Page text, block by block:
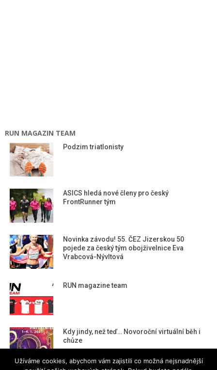
RUN MAGAZIN TEAM
Podzim triatlonisty
ASICS hledá nové členy pro český
FrontRunner tým
Novinka závodu! 55. ČEZ Jizerskou 50
pojede za český tým obojživelnice Eva
Vrabcová-Nývltová
RUN magazine team
Kdy jindy, než teď… Novoroční virtuální běh i
chůze
Užíváme cookies, abychom vám zajistili co možná nejsnadnější